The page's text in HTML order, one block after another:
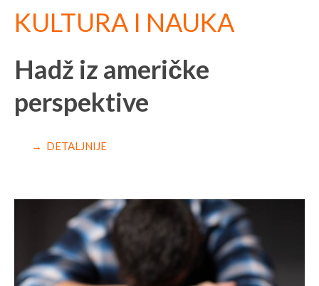
KULTURA I NAUKA
Hadž iz američke
perspektive
→ DETALJNIJE